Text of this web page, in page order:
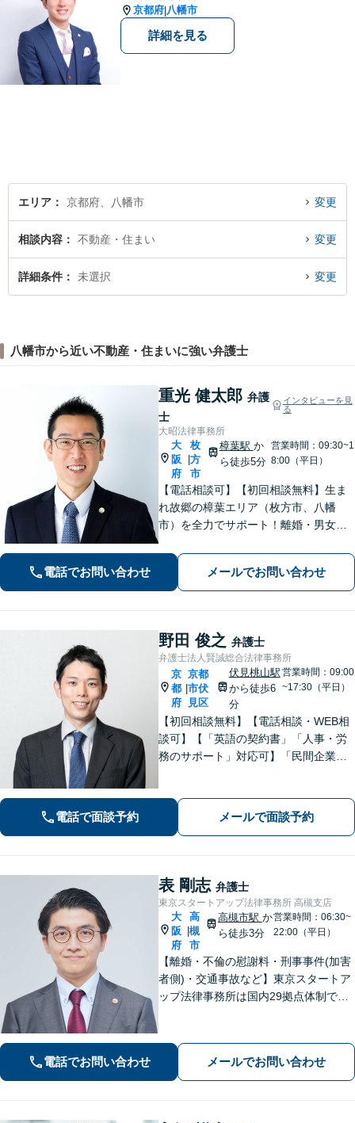
京都府|八幡市
詳細を見る
エリア 京都府、八幡市 変更
相談内容 不動産・住まい 変更
詳細条件 未選択 変更
八幡市から近い不動産・住まいに強い弁護士
重光 健太郎 弁護
士
インタビューを見
る
大昭法律事務所
大
阪
府
枚
方
市
樟葉駅 か
ら徒歩5分
営業時間：09:30~1
8:00（平日）
【電話相談可】【初回相談無料】生ま
れ故郷の樟葉エリア（枚方市、八幡
市）を全力でサポート！離婚・男女問
交通事故などに注力。どんな小さなお
悩みでお気軽にご相談ください【夜
間・休日面談】【完全個室】【樟葉駅5
分】
電話でお問い合わせ メールでお問い合わせ
野田 俊之 弁護士
弁護士法人賢誠総合法律事務所
京
都
府
京都
市伏
見区
伏見桃山駅
から徒歩6
分
営業時間：09:00
~17:30（平日）
【初回相談無料】【電話相談・WEB相
談可】【「英語の契約書」「人事・労
務のサポート」対応可】「民間企業へ
バイスで経営をサポートします！【休
日・夜間相談あり】
電話で面談予約 メールで面談予約
表 剛志 弁護士
東京スタートアップ法律事務所 高槻支店
大
阪
府
高
槻
市
高槻市駅 か
ら徒歩3分
営業時間：06:30~
22:00（平日）
【離婚・不倫の慰謝料・刑事事件(加害
者側)・交通事故など】東京スタートア
ップ法律事務所は国内29拠点体制で全
専門性の高い弁護士が寄り添い解決を
サポートします。
電話でお問い合わせ メールでお問い合わせ